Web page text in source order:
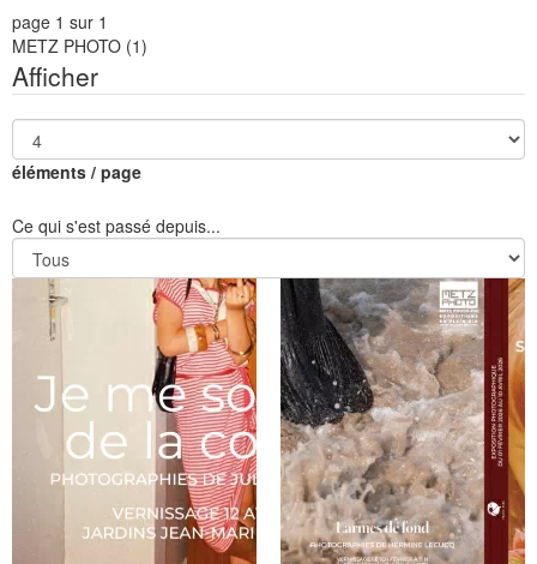
page 1 sur 1
METZ PHOTO (1)
Afficher
éléments / page
Ce qui s'est passé depuis...